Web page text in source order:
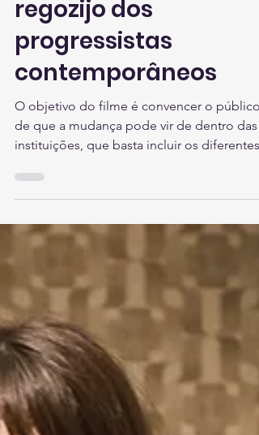
Conclave (2024) e o
regozijo dos
progressistas
contemporâneos
O objetivo do filme é convencer o público
instituições, que basta incluir os diferentes,
que a paz virá pelo diálogo suave e pela
diplomacia